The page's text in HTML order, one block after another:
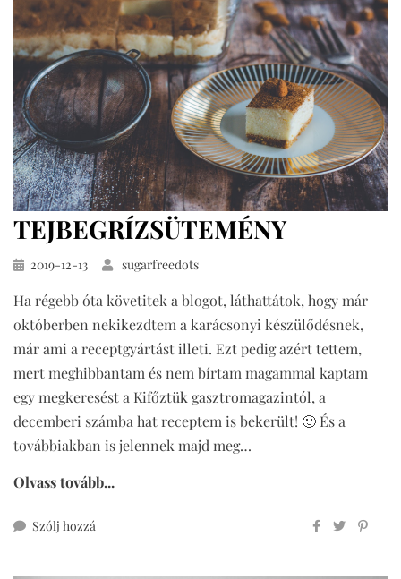
vegán)
TEJBEGRÍZSÜTEMÉNY
Közzétéve
2019-12-13 sugarfreedots
Ha régebb óta követitek a blogot, láthattátok, hogy már
októberben nekikezdtem a karácsonyi készülődésnek,
már ami a receptgyártást illeti. Ezt pedig azért tettem,
mert meghibbantam és nem bírtam magammal kaptam
egy megkeresést a Kifőztük gasztromagazintól, a
decemberi számba hat receptem is bekerült! 🙂 És a
továbbiakban is jelennek majd meg…
Olvass tovább...
Szólj hozzá